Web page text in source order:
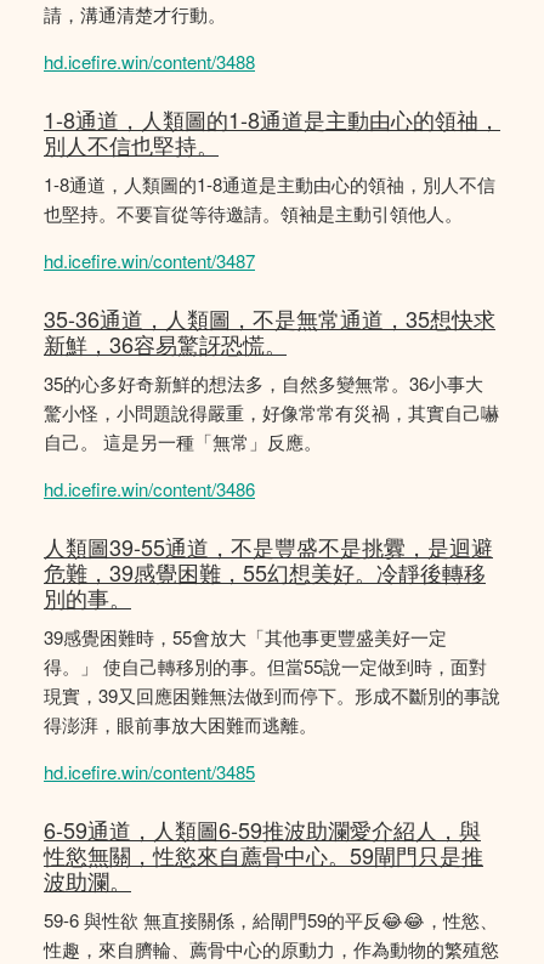
請，溝通清楚才行動。
hd.icefire.win/content/3488
1-8通道，人類圖的1-8通道是主動由心的領䄂，
別人不信也堅持。
1-8通道，人類圖的1-8通道是主動由心的領䄂，別人不信
也堅持。不要盲從等待邀請。領袖是主動引領他人。
hd.icefire.win/content/3487
35-36通道，人類圖，不是無常通道，35想快求
新鮮，36容易驚訝恐慌。
35的心多好奇新鮮的想法多，自然多變無常。36小事大
驚小怪，小問題說得嚴重，好像常常有災禍，其實自己嚇
自己。 這是另一種「無常」反應。
hd.icefire.win/content/3486
人類圖39-55通道，不是豐盛不是挑釁，是迴避
危難，39感覺困難，55幻想美好。冷靜後轉移
別的事。
39感覺困難時，55會放大「其他事更豐盛美好一定
得。」 使自己轉移別的事。但當55說一定做到時，面對
現實，39又回應困難無法做到而停下。形成不斷別的事說
得澎湃，眼前事放大困難而逃離。
hd.icefire.win/content/3485
6-59通道，人類圖6-59推波助瀾愛介紹人，與
性慾無關，性慾來自薦骨中心。59閘門只是推
波助瀾。
59-6 與性欲 無直接關係，給閘門59的平反😂😂，性慾、
性趣，來自臍輪、薦骨中心的原動力，作為動物的繁殖慾